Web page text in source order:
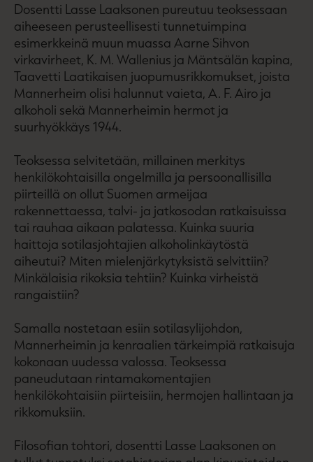
Dosentti Lasse Laaksonen pureutuu teoksessaan
aiheeseen perusteellisesti tunnetuimpina
esimerkkeinä muun muassa Aarne Sihvon
virkavirheet, K. M. Wallenius ja Mäntsälän kapina,
Taavetti Laatikaisen juopumusrikkomukset, joista
Mannerheim olisi halunnut vaieta, A. F. Airo ja
alkoholi sekä Mannerheimin hermot ja
suurhyökkäys 1944.
Teoksessa selvitetään, millainen merkitys
henkilökohtaisilla ongelmilla ja persoonallisilla
piirteillä on ollut Suomen armeijaa
rakennettaessa, talvi- ja jatkosodan ratkaisuissa
tai rauhaa aikaan palatessa. Kuinka suuria
haittoja sotilasjohtajien alkoholinkäytöstä
aiheutui? Miten mielenjärkytyksistä selvittiin?
Minkälaisia rikoksia tehtiin? Kuinka virheistä
rangaistiin?
Samalla nostetaan esiin sotilasylijohdon,
Mannerheimin ja kenraalien tärkeimpiä ratkaisuja
kokonaan uudessa valossa. Teoksessa
paneudutaan rintamakomentajien
henkilökohtaisiin piirteisiin, hermojen hallintaan ja
rikkomuksiin.
Filosofian tohtori, dosentti Lasse Laaksonen on